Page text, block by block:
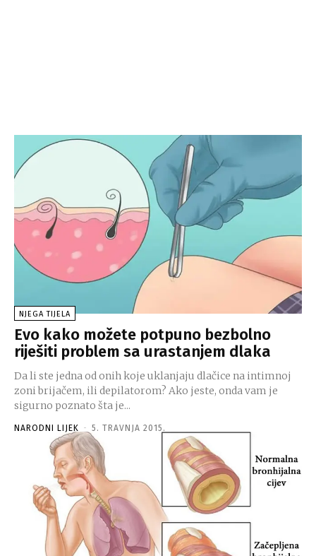
NJEGA TIJELA
Evo kako možete potpuno bezbolno
riješiti problem sa urastanjem dlaka
Da li ste jedna od onih koje uklanjaju dlačice na intimnoj
zoni brijačem, ili depilatorom? Ako jeste, onda vam je
sigurno poznato šta je...
NARODNI LIJEK - 5. TRAVNJA 2015.